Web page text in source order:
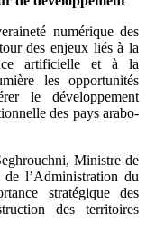
numérique des
des enjeux liés à la
artificielle et à la
les opportunités
le développement
des pays arabo-
Ministre de
l’Administration du
stratégique des
des territoires